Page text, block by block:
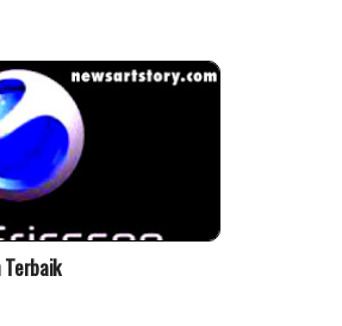
Terbaik